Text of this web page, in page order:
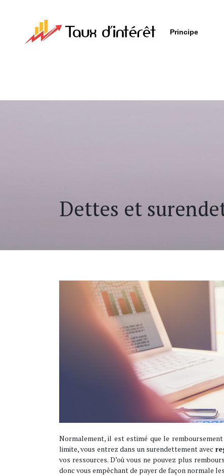
Principe
Dettes et
Normalement, il est estimé que le
limite, vous entrez dans un surendettement avec
vos ressources. D’où vous ne pouvez plus
donc vous empêchant de payer de façon normale